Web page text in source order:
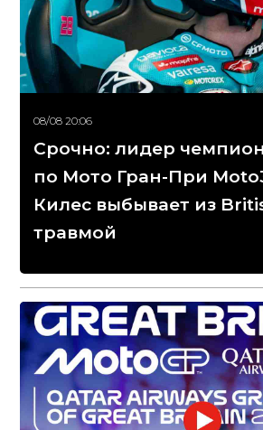
08/08 20:06
Срочно: лидер
по Мото Гран-При
Килес выбывает из
травмой